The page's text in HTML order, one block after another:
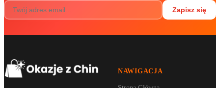
Zapisz się
NAWIGACJA